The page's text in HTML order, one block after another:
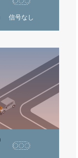
信号なし